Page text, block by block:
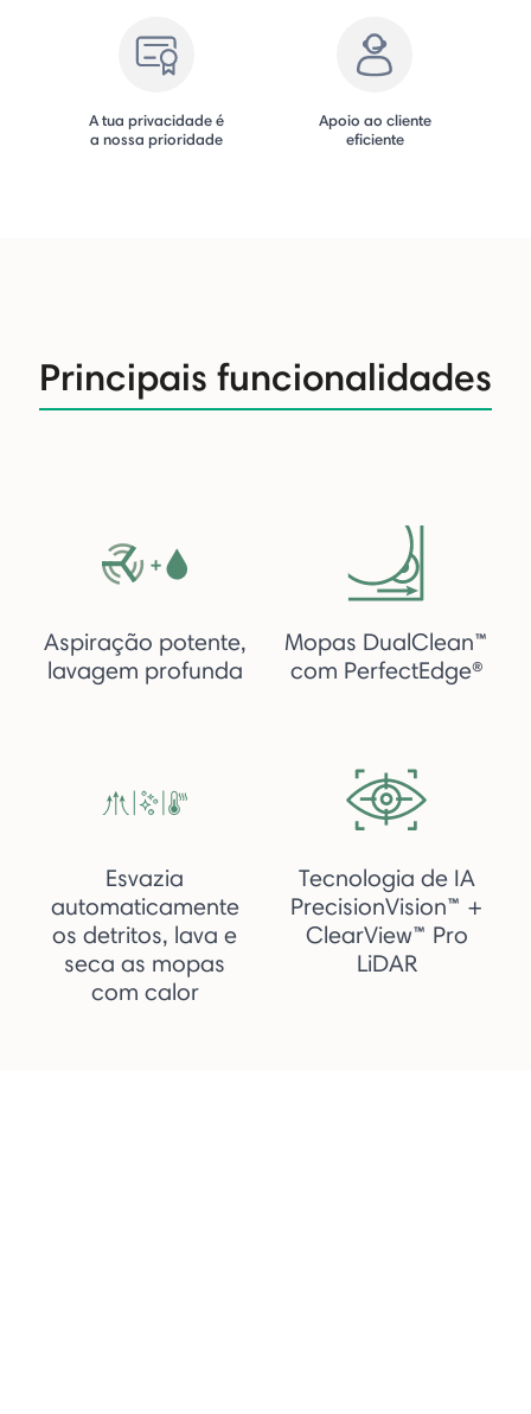
A tua privacidade é
a nossa prioridade
Apoio ao cliente
eficiente
Principais funcionalidades
Aspiração potente,
lavagem profunda
Mopas DualClean™
com PerfectEdge®
Esvazia
automaticamente
os detritos, lava e
seca as mopas
com calor
Tecnologia de IA
PrecisionVision™ +
ClearView™ Pro
LiDAR